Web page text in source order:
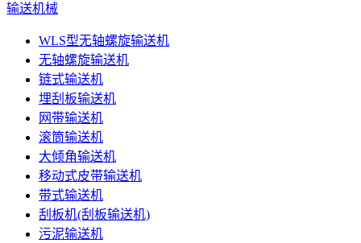
输送机械
WLS型无轴螺旋输送机
无轴螺旋输送机
链式输送机
埋刮板输送机
网带输送机
滚筒输送机
大倾角输送机
移动式皮带输送机
带式输送机
刮板机(刮板输送机)
污泥输送机